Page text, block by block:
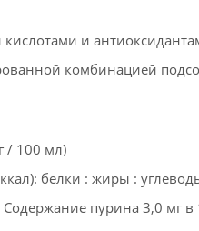
и
комбинацией
/ 100 мл)
белки : жиры :
Содержание пурина 3,0 мг